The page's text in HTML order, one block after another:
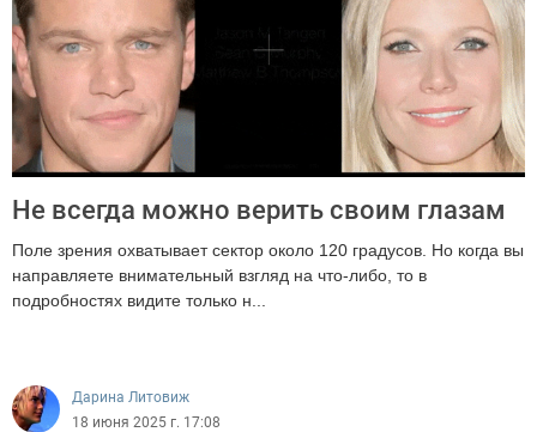
Не всегда можно верить своим глазам
Поле зрения охватывает сектор около 120 градусов. Но когда вы
направляете внимательный взгляд на что-либо, то в
подробностях видите только н...
Дарина Литовиж
18 июня 2025 г. 17:08